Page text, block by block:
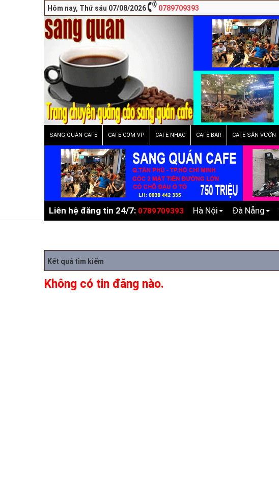
Hôm nay, Thứ sáu 07/08/2026 0789709393
SANG QUÁN CAFE CAFE CƠM VP CAFE NHẠC CAFE BAR CAFE SÂN VƯỜN
Liên hệ đăng tin 24/7: 0789709393 Hà Nội Đà Nẵng
Kết quả tìm kiếm
Không có tin đăng nào.